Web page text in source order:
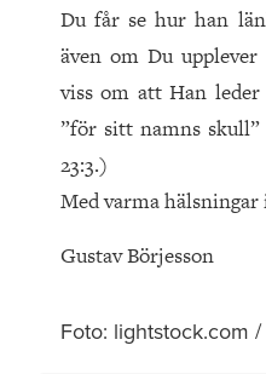
Du får se hur han
även om Du
viss om att Han
”för sitt namns
23:3.)
Med varma
Gustav Börjesson
Foto: lightstock.com